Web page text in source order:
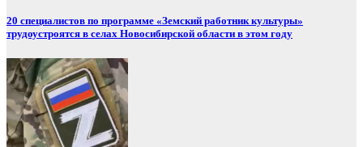
20 специалистов по программе «Земский работник культуры»
трудоустроятся в селах Новосибирской области в этом году